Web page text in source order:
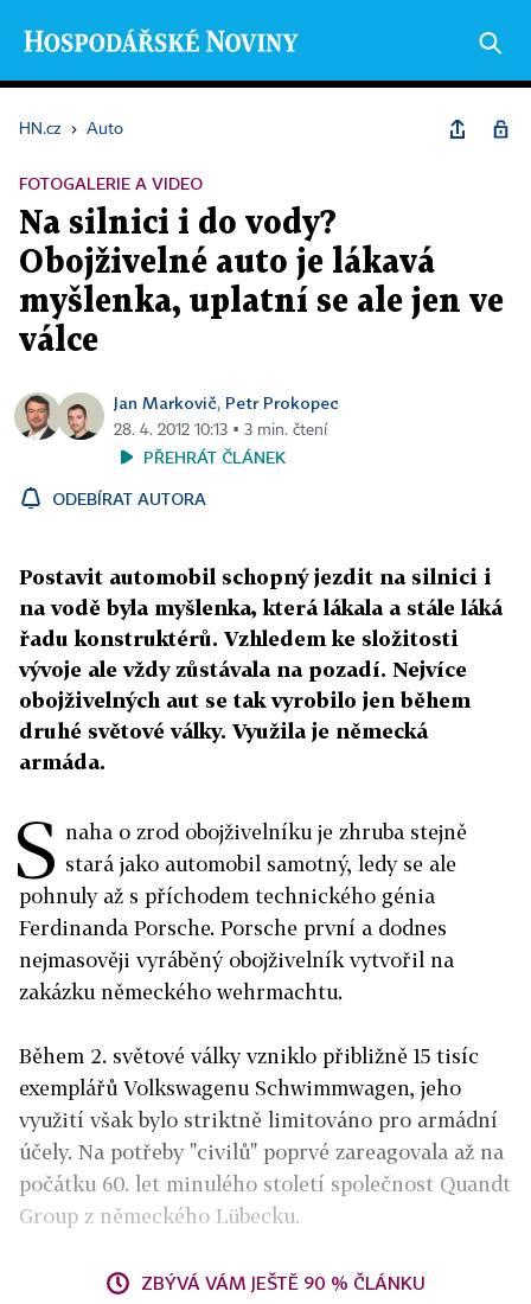
HN.cz › Auto
FOTOGALERIE A VIDEO
Na silnici i do vody?
Obojživelné auto je lákavá
myšlenka, uplatní se ale jen ve
válce
Jan Markovič, Petr Prokopec
28. 4. 2012 10:13 ▪ 3 min. čtení
PŘEHRÁT ČLÁNEK
ODEBÍRAT AUTORA
Postavit automobil schopný jezdit na silnici i
na vodě byla myšlenka, která lákala a stále láká
řadu konstruktérů. Vzhledem ke složitosti
vývoje ale vždy zůstávala na pozadí. Nejvíce
obojživelných aut se tak vyrobilo jen během
druhé světové války. Využila je německá
armáda.
S naha o zrod obojživelníku je zhruba stejně
stará jako automobil samotný, ledy se ale
pohnuly až s příchodem technického génia
Ferdinanda Porsche. Porsche první a dodnes
nejmasověji vyráběný obojživelník vytvořil na
zakázku německého wehrmachtu.
Během 2. světové války vzniklo přibližně 15 tisíc
exemplářů Volkswagenu Schwimmwagen, jeho
využití však bylo striktně limitováno pro armádní
účely. Na potřeby "civilů" poprvé zareagovala až na
počátku 60. let minulého století společnost Quandt
Group z německého Lübecku.
ZBÝVÁ VÁM JEŠTĚ 90 % ČLÁNKU